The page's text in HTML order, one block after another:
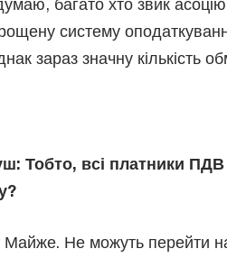
систему
зараз значну кількість
Тобто, всі платники
Майже. Не можуть перейти